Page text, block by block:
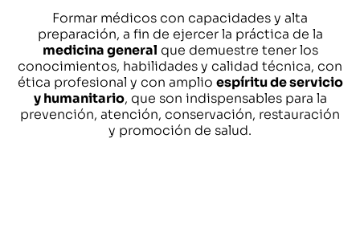
Formar médicos con capacidades y alta
preparación, a fin de ejercer la práctica de la
medicina general que demuestre tener los
conocimientos, habilidades y calidad técnica, con
ética profesional y con amplio espíritu de servicio
y humanitario, que son indispensables para la
prevención, atención, conservación, restauración
y promoción de salud.